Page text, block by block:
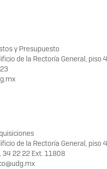
y Presupuesto
de la Rectoría General, piso 4
de la Rectoría General, piso 4
34 22 22 Ext. 11808